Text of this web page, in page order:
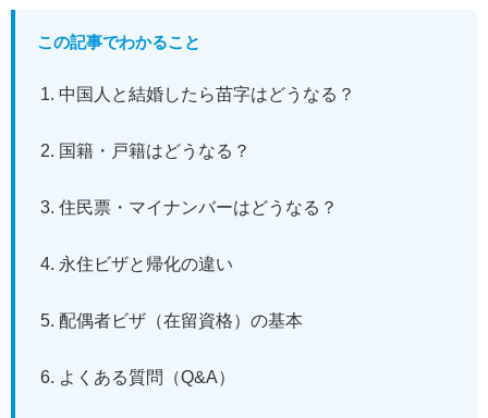
この記事でわかること
中国人と結婚したら苗字はどうなる？
国籍・戸籍はどうなる？
住民票・マイナンバーはどうなる？
永住ビザと帰化の違い
配偶者ビザ（在留資格）の基本
よくある質問（Q&A）